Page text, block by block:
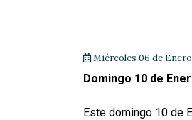
Miércoles 06 de
Domingo 10 de
Este domingo 10 de